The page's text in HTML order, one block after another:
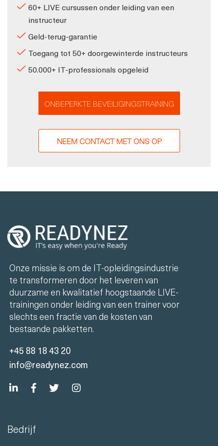
60+ LIVE cursussen onder leiding van een
instructeur
Geld-terug-garantie
Toegang tot 50+ doorgewinterde instructeurs
50.000+ IT-professionals opgeleid
ONBEPERKTE BEVEILIGINGSTRAINING
NEEM CONTACT MET ONS OP
Onze missie is om de IT-opleidingsindustrie
te transformeren door het leveren van
duurzame en kwalitatief hoogstaande LIVE-
trainingen onder leiding van een trainer voor
slechts een fractie van de kosten van
bestaande pakketten.
+45 88 18 43 20
info@readynez.com
Bedrijf